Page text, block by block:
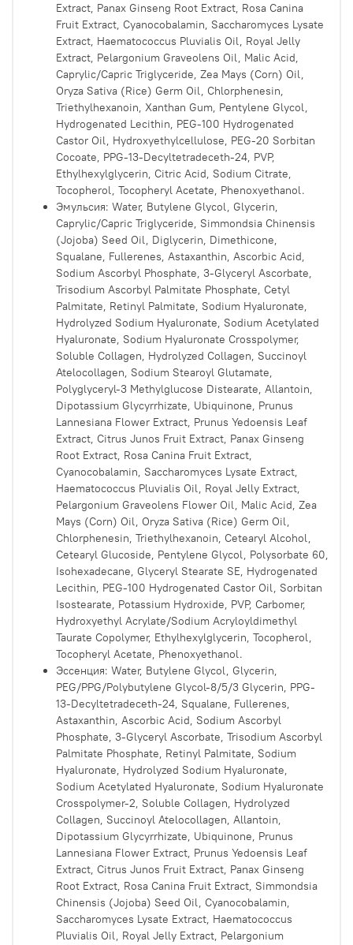
Extract, Panax Ginseng Root Extract, Rosa Canina
Fruit Extract, Cyanocobalamin, Saccharomyces Lysate
Extract, Haematococcus Pluvialis Oil, Royal Jelly
Extract, Pelargonium Graveolens Oil, Malic Acid,
Caprylic/Capric Triglyceride, Zea Mays (Corn) Oil,
Oryza Sativa (Rice) Germ Oil, Chlorphenesin,
Triethylhexanoin, Xanthan Gum, Pentylene Glycol,
Hydrogenated Lecithin, PEG-100 Hydrogenated
Castor Oil, Hydroxyethylcellulose, PEG-20 Sorbitan
Cocoate, PPG-13-Decyltetradeceth-24, PVP,
Ethylhexylglycerin, Citric Acid, Sodium Citrate,
Tocopherol, Tocopheryl Acetate, Phenoxyethanol.
Эмульсия: Water, Butylene Glycol, Glycerin,
Caprylic/Capric Triglyceride, Simmondsia Chinensis
(Jojoba) Seed Oil, Diglycerin, Dimethicone,
Squalane, Fullerenes, Astaxanthin, Ascorbic Acid,
Sodium Ascorbyl Phosphate, 3-Glyceryl Ascorbate,
Trisodium Ascorbyl Palmitate Phosphate, Cetyl
Palmitate, Retinyl Palmitate, Sodium Hyaluronate,
Hydrolyzed Sodium Hyaluronate, Sodium Acetylated
Hyaluronate, Sodium Hyaluronate Crosspolymer,
Soluble Collagen, Hydrolyzed Collagen, Succinoyl
Atelocollagen, Sodium Stearoyl Glutamate,
Polyglyceryl-3 Methylglucose Distearate, Allantoin,
Dipotassium Glycyrrhizate, Ubiquinone, Prunus
Lannesiana Flower Extract, Prunus Yedoensis Leaf
Extract, Citrus Junos Fruit Extract, Panax Ginseng
Root Extract, Rosa Canina Fruit Extract,
Cyanocobalamin, Saccharomyces Lysate Extract,
Haematococcus Pluvialis Oil, Royal Jelly Extract,
Pelargonium Graveolens Flower Oil, Malic Acid, Zea
Mays (Corn) Oil, Oryza Sativa (Rice) Germ Oil,
Chlorphenesin, Triethylhexanoin, Cetearyl Alcohol,
Cetearyl Glucoside, Pentylene Glycol, Polysorbate 60,
Isohexadecane, Glyceryl Stearate SE, Hydrogenated
Lecithin, PEG-100 Hydrogenated Castor Oil, Sorbitan
Isostearate, Potassium Hydroxide, PVP, Carbomer,
Hydroxyethyl Acrylate/Sodium Acryloyldimethyl
Taurate Copolymer, Ethylhexylglycerin, Tocopherol,
Tocopheryl Acetate, Phenoxyethanol.
Эссенция: Water, Butylene Glycol, Glycerin,
PEG/PPG/Polybutylene Glycol-8/5/3 Glycerin, PPG-
13-Decyltetradeceth-24, Squalane, Fullerenes,
Astaxanthin, Ascorbic Acid, Sodium Ascorbyl
Phosphate, 3-Glyceryl Ascorbate, Trisodium Ascorbyl
Palmitate Phosphate, Retinyl Palmitate, Sodium
Hyaluronate, Hydrolyzed Sodium Hyaluronate,
Sodium Acetylated Hyaluronate, Sodium Hyaluronate
Crosspolymer-2, Soluble Collagen, Hydrolyzed
Collagen, Succinoyl Atelocollagen, Allantoin,
Dipotassium Glycyrrhizate, Ubiquinone, Prunus
Lannesiana Flower Extract, Prunus Yedoensis Leaf
Extract, Citrus Junos Fruit Extract, Panax Ginseng
Root Extract, Rosa Canina Fruit Extract, Simmondsia
Chinensis (Jojoba) Seed Oil, Cyanocobalamin,
Saccharomyces Lysate Extract, Haematococcus
Pluvialis Oil, Royal Jelly Extract, Pelargonium